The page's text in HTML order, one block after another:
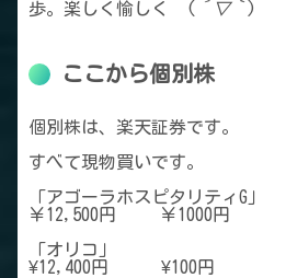
歩。楽しく愉しく (
´▽｀ )
ここから個別株
個別株は、楽天証券です。
すべて現物買いです。
「アゴーラホスピ
￥12,500円 ￥1000円
「オリ
¥12,400円 ¥100円